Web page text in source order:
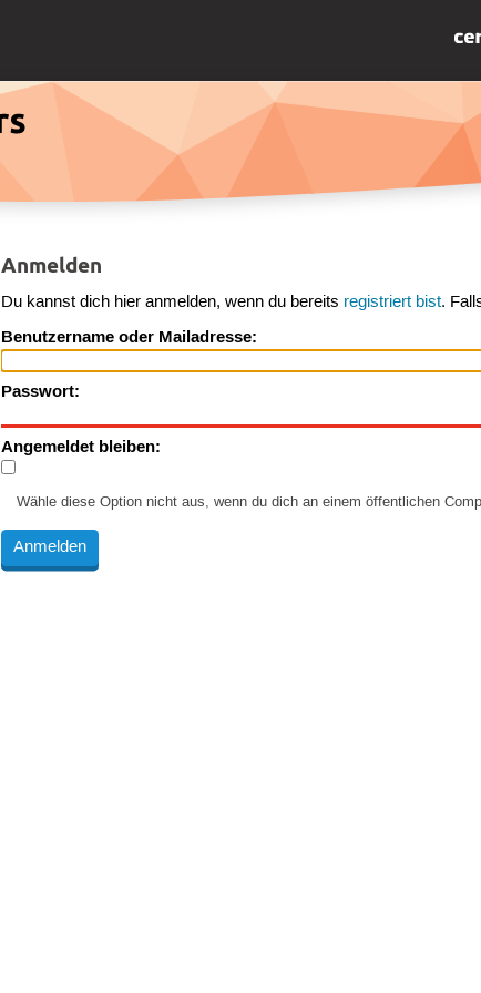
Anmelden
Du kannst dich hier anmelden, wenn du bereits registriert bist.
Benutzername oder Mailadresse:
Passwort:
Angemeldet bleiben:
Wähle diese Option nicht aus, wenn du dich an einem öffentlichen